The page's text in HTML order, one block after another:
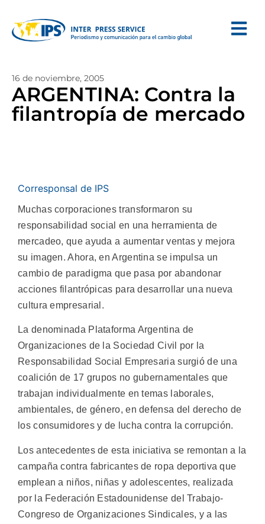
16 de noviembre, 2005
ARGENTINA: Contra la
filantropía de mercado
Corresponsal de IPS
Muchas corporaciones transformaron su
responsabilidad social en una herramienta de
mercadeo, que ayuda a aumentar ventas y mejora
su imagen. Ahora, en Argentina se impulsa un
cambio de paradigma que pasa por abandonar
acciones filantrópicas para desarrollar una nueva
cultura empresarial.
La denominada Plataforma Argentina de
Organizaciones de la Sociedad Civil por la
Responsabilidad Social Empresaria surgió de una
coalición de 17 grupos no gubernamentales que
trabajan individualmente en temas laborales,
ambientales, de género, en defensa del derecho de
los consumidores y de lucha contra la corrupción.
Los antecedentes de esta iniciativa se remontan a la
campaña contra fabricantes de ropa deportiva que
emplean a niños, niñas y adolescentes, realizada
por la Federación Estadounidense del Trabajo-
Congreso de Organizaciones Sindicales, y a las